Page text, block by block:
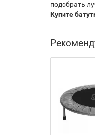
подобрать
Купите